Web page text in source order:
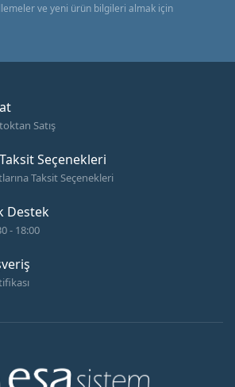
ve yeni ürün bilgileri almak için
Satış
Seçenekleri
Taksit Seçenekleri
Destek
- 18:00